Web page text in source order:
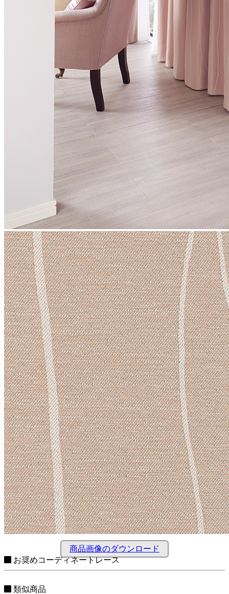
商品画像のダウンロード
お奨めコーディネートレース
類似商品